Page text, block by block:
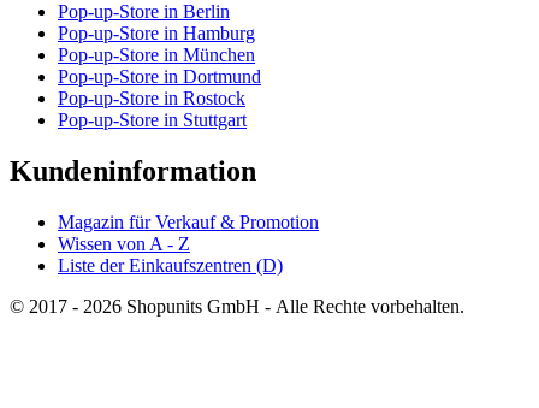
Pop-up-Store in Berlin
Pop-up-Store in Hamburg
Pop-up-Store in München
Pop-up-Store in Dortmund
Pop-up-Store in Rostock
Pop-up-Store in Stuttgart
Kundeninformation
Magazin für Verkauf & Promotion
Wissen von A - Z
Liste der Einkaufszentren (D)
© 2017 - 2026 Shopunits GmbH - Alle Rechte vorbehalten.